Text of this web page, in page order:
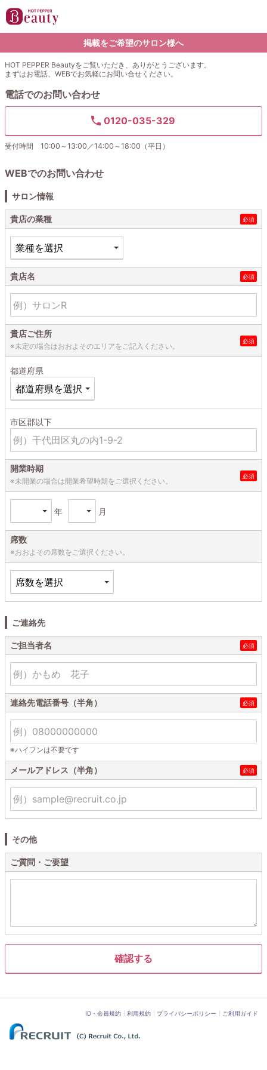
掲載をご希望のサロン様へ
HOT PEPPER Beautyをご覧いただき、ありがとうございます。
まずはお電話、WEBでお気軽にお問い合せください。
電話でのお問い合わせ
0120-035-329
受付時間 10:00～13:00／14:00～18:00（平日）
WEBでのお問い合わせ
サロン情報
貴店の業種
貴店名
貴店ご住所
※未定の場合はおおよそのエリアをご記入ください。
都道府県
市区郡以下
開業時期
※未開業の場合は開業希望時期をご選択ください。
年 月
席数
※おおよその席数をご選択ください。
ご連絡先
ご担当者名
連絡先電話番号（半角）
※ハイフンは不要です
メールアドレス（半角）
その他
ご質問・ご要望
ID・会員規約 利用規約 プライバシーポリシー ご利用ガイド